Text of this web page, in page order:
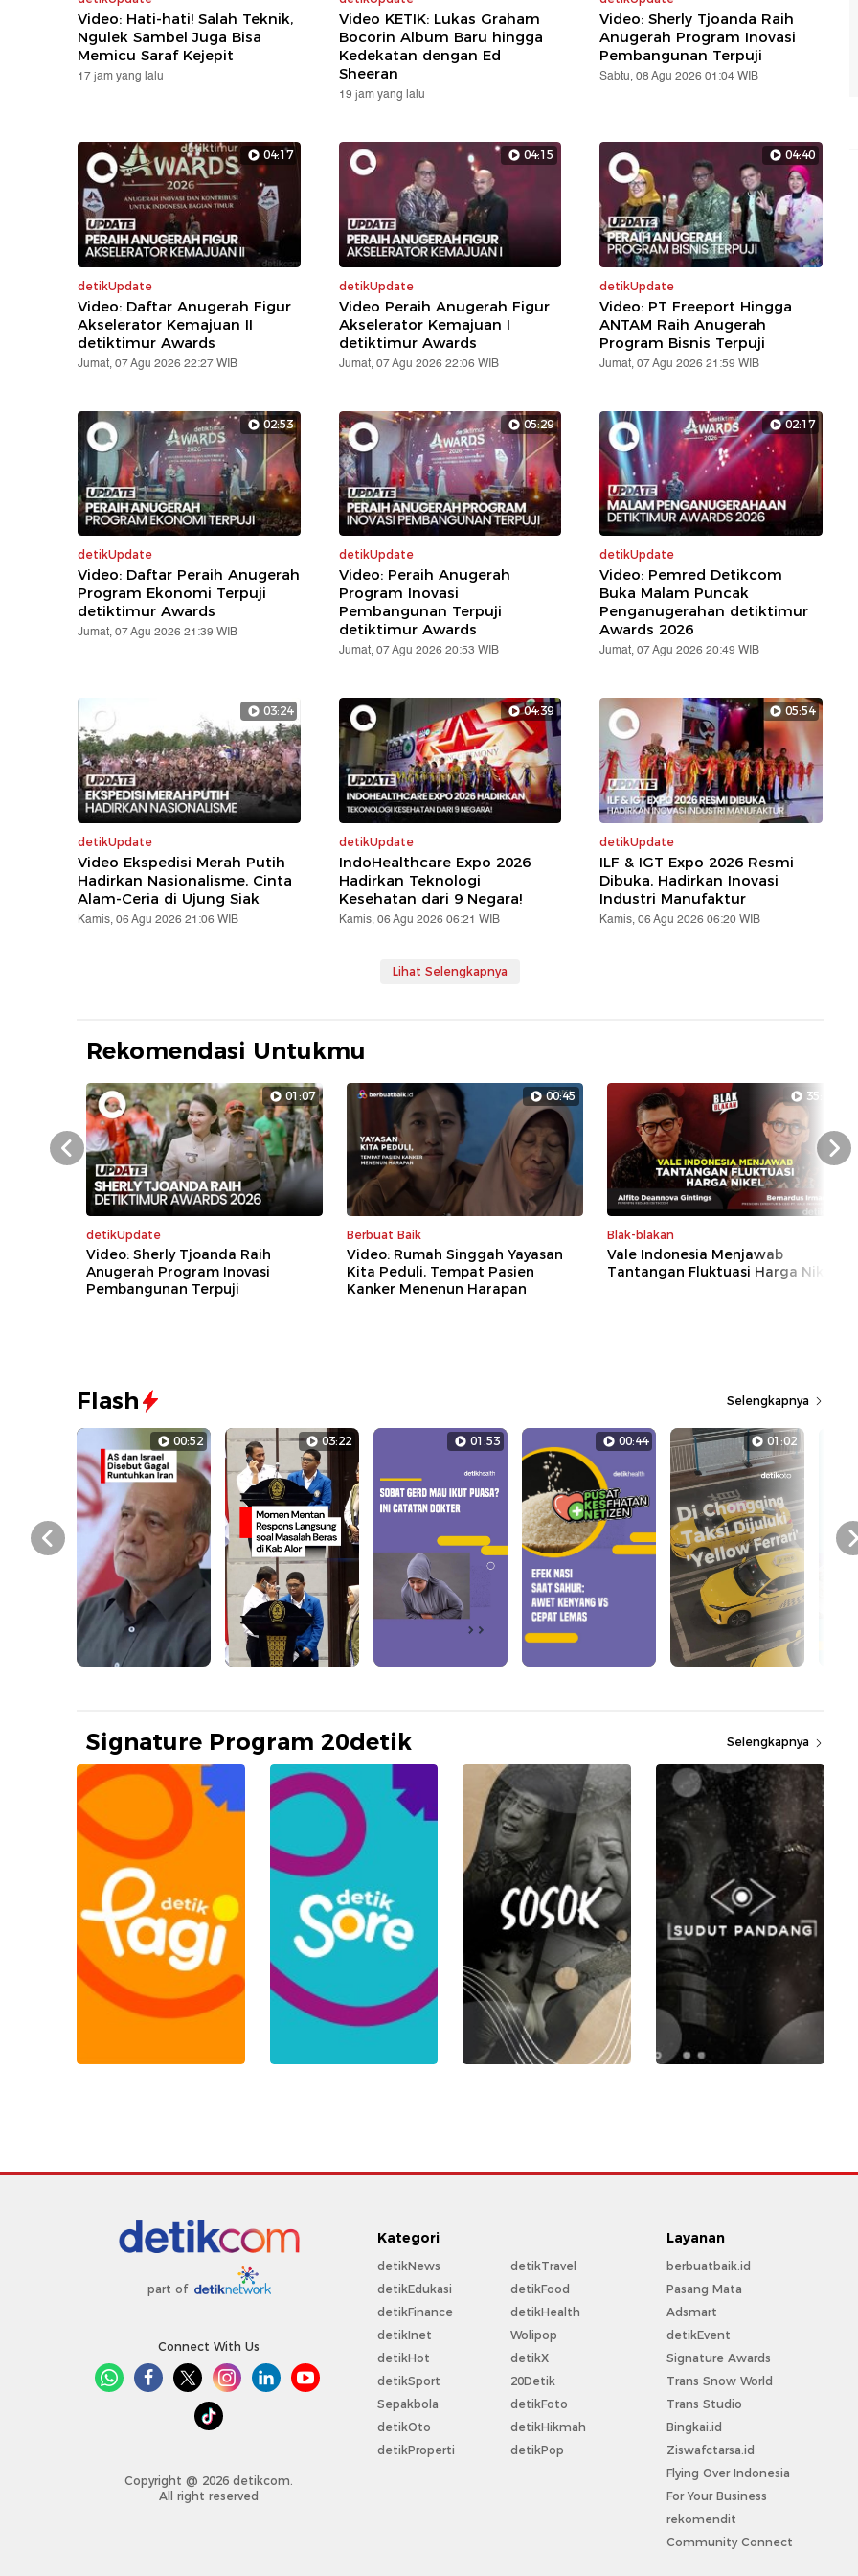
Video: Hati-hati! Salah Teknik,
Ngulek Sambel Juga Bisa
Memicu Saraf Kejepit
17 jam yang lalu
Video KETIK: Lukas Graham
Bocorin Album Baru hingga
Kedekatan dengan Ed
Sheeran
19 jam yang lalu
Video: Sherly Tjoanda Raih
Anugerah Program Inovasi
Pembangunan Terpuji
Sabtu, 08 Agu 2026 01:04 WIB
04:17
detikUpdate
Video: Daftar Anugerah Figur
Akselerator Kemajuan II
detiktimur Awards
Jumat, 07 Agu 2026 22:27 WIB
04:15
detikUpdate
Video Peraih Anugerah Figur
Akselerator Kemajuan I
detiktimur Awards
Jumat, 07 Agu 2026 22:06 WIB
04:40
detikUpdate
Video: PT Freeport Hingga
ANTAM Raih Anugerah
Program Bisnis Terpuji
Jumat, 07 Agu 2026 21:59 WIB
02:53
detikUpdate
Video: Daftar Peraih Anugerah
Program Ekonomi Terpuji
detiktimur Awards
Jumat, 07 Agu 2026 21:39 WIB
05:29
detikUpdate
Video: Peraih Anugerah
Program Inovasi
Pembangunan Terpuji
detiktimur Awards
Jumat, 07 Agu 2026 20:53 WIB
02:17
detikUpdate
Video: Pemred Detikcom
Buka Malam Puncak
Penganugerahan detiktimur
Awards 2026
Jumat, 07 Agu 2026 20:49 WIB
03:24
detikUpdate
Video Ekspedisi Merah Putih
Hadirkan Nasionalisme, Cinta
Alam-Ceria di Ujung Siak
Kamis, 06 Agu 2026 21:06 WIB
04:39
detikUpdate
IndoHealthcare Expo 2026
Hadirkan Teknologi
Kesehatan dari 9 Negara!
Kamis, 06 Agu 2026 06:21 WIB
05:54
detikUpdate
ILF & IGT Expo 2026 Resmi
Dibuka, Hadirkan Inovasi
Industri Manufaktur
Kamis, 06 Agu 2026 06:20 WIB
Lihat Selengkapnya
Rekomendasi Untukmu
01:07
detikUpdate
Video: Sherly Tjoanda Raih
Anugerah Program Inovasi
Pembangunan Terpuji
00:45
Berbuat Baik
Video: Rumah Singgah Yayasan
Kita Peduli, Tempat Pasien
Kanker Menenun Harapan
35:43
Blak-blakan
Vale Indonesia Menjawab
Tantangan Fluktuasi Harga Nikel
Prev Next
Flash Selengkapnya
00:52 03:22 01:53 00:44 01:02
Prev
Signature Program 20detik Selengkapnya
part of
Connect With Us
Copyright @ 2026 detikcom.
All right reserved
Kategori
detikNews
detikEdukasi
detikFinance
detikInet
detikHot
detikSport
Sepakbola
detikOto
detikProperti
detikTravel
detikFood
detikHealth
Wolipop
detikX
20Detik
detikFoto
detikHikmah
detikPop
Layanan
berbuatbaik.id
Pasang Mata
Adsmart
detikEvent
Signature Awards
Trans Snow World
Trans Studio
Bingkai.id
Ziswafctarsa.id
Flying Over Indonesia
For Your Business
rekomendit
Community Connect